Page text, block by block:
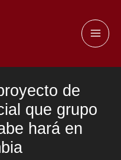
de
que grupo
hará en